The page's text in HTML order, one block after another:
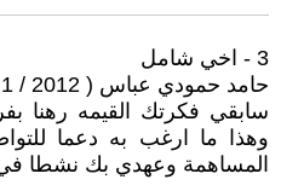
3 - اخي شامل
حامد حمودي عباس ( 2012 / 1 / 18 - 07:46 )
سابقي فكرتك القيمه رهنا
وهذا ما ارغب به دعما
المساهمة وعهدي بك نشطا في